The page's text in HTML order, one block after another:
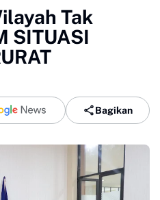
Tak
SITUASI
Bagikan